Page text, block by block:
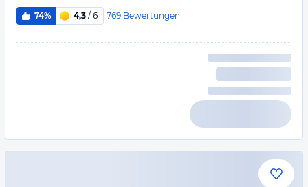
74% 4,3 / 6 769 Bewertungen